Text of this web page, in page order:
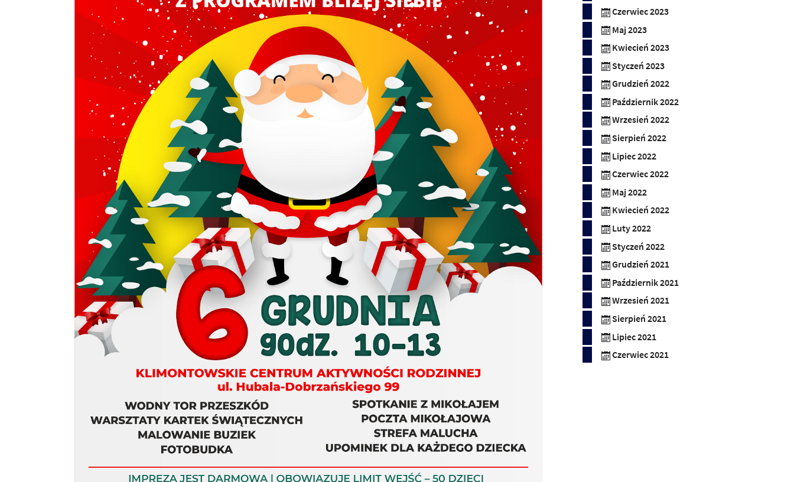
Czerwiec 2023
Maj 2023
Kwiecień 2023
Styczeń 2023
Grudzień 2022
Październik 2022
Wrzesień 2022
Sierpień 2022
Lipiec 2022
Czerwiec 2022
Maj 2022
Kwiecień 2022
Luty 2022
Styczeń 2022
Grudzień 2021
Październik 2021
Wrzesień 2021
Sierpień 2021
Lipiec 2021
Czerwiec 2021